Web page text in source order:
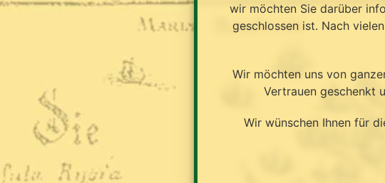
wir möchten Sie darüber
geschlossen ist. Nach
Wir möchten uns von
Vertrauen geschenkt
Wir wünschen Ihnen für